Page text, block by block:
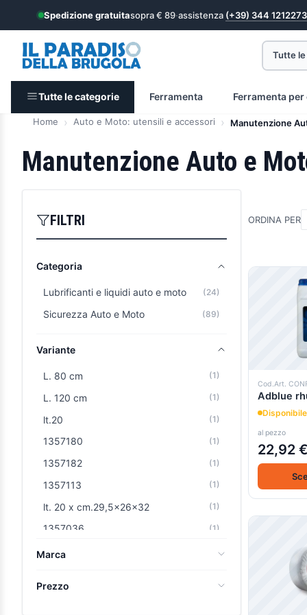
Spedizione gratuitasopra € 89·assistenza (+39) 344 1212273
Tutte
Tutte le categorie Ferramenta Ferramenta
Home Auto e Moto: utensili e accessori Manutenzione
Manutenzione Auto e
FILTRI
Categoria
Lubrificanti e liquidi auto e moto (24)
Sicurezza Auto e Moto (89)
Variante
L. 80 cm (1)
L. 120 cm (1)
lt.20 (1)
1357180 (1)
1357182 (1)
1357113 (1)
lt. 20 x cm.29,5x26x32 (1)
1357036 (1)
1357048 (1)
1357108
Marca
Prezzo
ORDINA PER
Cod.Art.
Adblue
al pezzo
22,92 €